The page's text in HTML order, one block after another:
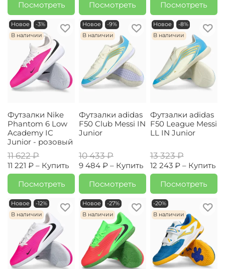
Посмотреть
Посмотреть
Посмотреть
Новое
-3%
В наличии
Футзалки Nike
Phantom 6 Low
Academy IC
Junior - розовый
11 622 ₽
11 221 ₽ – Купить
Посмотреть
Новое
-9%
В наличии
Футзалки adidas
F50 Club Messi IN
Junior
10 433 ₽
9 484 ₽ – Купить
Посмотреть
Новое
-8%
В наличии
Футзалки adidas
F50 League Messi
LL IN Junior
13 323 ₽
12 243 ₽ – Купить
Посмотреть
Новое
-12%
В наличии
Новое
-27%
В наличии
-20%
В наличии